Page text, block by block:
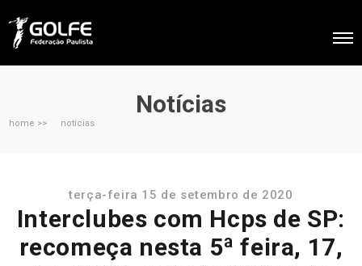
Notícias
home >> notícias
terça-feira 15 de setembro de 2020
Interclubes com Hcps de SP:
recomeça nesta 5ª feira, 17,